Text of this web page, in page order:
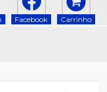
Carrinho
Facebook